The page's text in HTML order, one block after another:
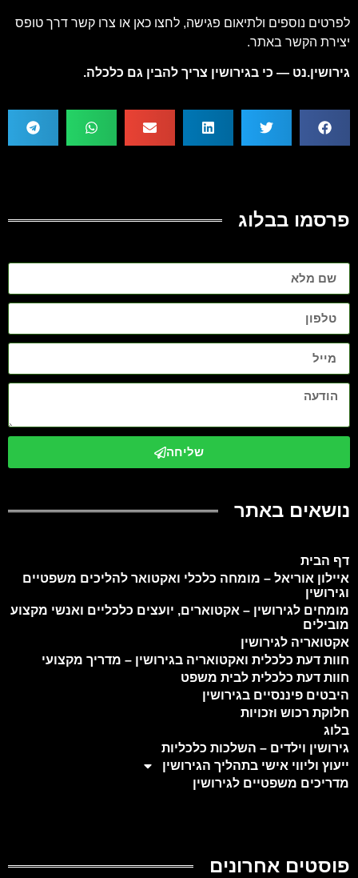
לפרטים נוספים ולתיאום פגישה, לחצו כאן או צרו קשר דרך טופס
יצירת הקשר באתר.
גירושין.נט — כי בגירושין צריך להבין גם כלכלה.
פרסמו בבלוג
שליחה
נושאים באתר
דף הבית
איילון אוריאל – מומחה כלכלי ואקטואר להליכים משפטיים
וגירושין
מומחים לגירושין – אקטוארים, יועצים כלכליים ואנשי מקצוע
מובילים
אקטואריה לגירושין
חוות דעת כלכלית ואקטואריה בגירושין – מדריך מקצועי
חוות דעת כלכלית לבית משפט
היבטים פיננסיים בגירושין
חלוקת רכוש וזכויות
בלוג
גירושין וילדים – השלכות כלכליות
ייעוץ וליווי אישי בתהליך הגירושין
מדריכים משפטיים לגירושין
פוסטים אחרונים